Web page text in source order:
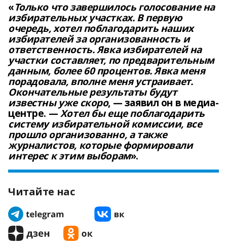
«Только что завершилось голосование на
избирательных участках. В первую
очередь, хотел поблагодарить наших
избирателей за организованность и
ответственность. Явка избирателей на
участки составляет, по предварительным
данным, более 60 процентов. Явка меня
порадовала, вполне меня устраивает.
Окончательные результаты будут
известны уже скоро, — заявил он в медиа-
центре. —Хотел бы еще поблагодарить
систему избирательной комиссии, все
прошло организованно, а также
журналистов, которые формировали
интерес к этим выборам».
Читайте нас